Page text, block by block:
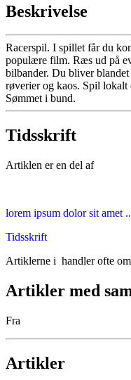
Beskrivelse
Racerspil. I spillet får du
populære film. Ræs ud på
bilbander. Du bliver
røverier og kaos. Spil lokalt
Sømmet i bund.
Tidsskrift
Artiklen er en del af
lorem ipsum dolor sit amet
Tidsskrift
Artiklerne i handler ofte om
Artikler med
Fra
Artikler